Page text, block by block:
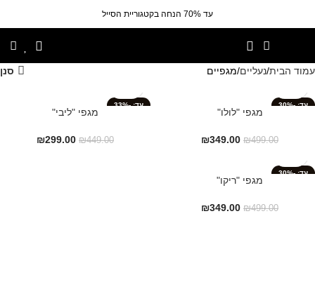
עד 70% הנחה בקטגוריית הסייל
עמוד הבית נעליים מגפיים סנן
-30%
מגפי "לולו"
₪499.00
₪349.00
-33%
מגפי "ליבי"
₪449.00
₪299.00
-30%
מגפי "ריקו"
₪499.00
₪349.00